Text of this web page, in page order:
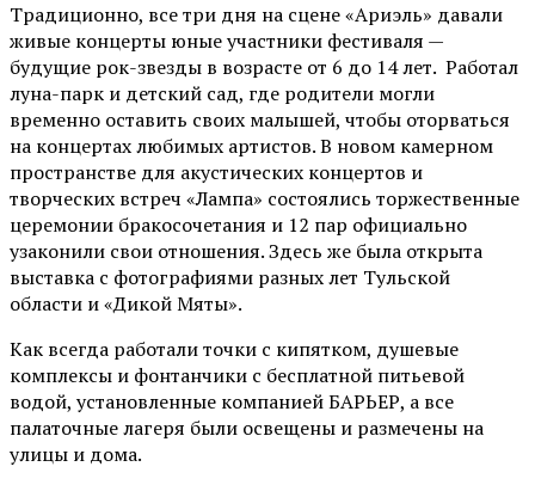
Традиционно, все три дня на сцене«Ариэль» давали
живые концерты юные участники фестиваля —
будущие рок-звезды в возрасте от 6 до 14 лет. Работал
луна-парк и детский сад, где родители могли
временно оставить своих малышей, чтобы оторваться
на концертах любимых артистов. В новом камерном
пространстве для акустических концертов и
творческих встреч «Лампа» состоялись торжественные
церемонии бракосочетания и 12 пар официально
узаконили свои отношения. Здесь же была открыта
выставка с фотографиями разных лет Тульской
области и «Дикой Мяты».
Как всегда работали точки с кипятком, душевые
комплексы и фонтанчики с бесплатной питьевой
водой, установленные компанией БАРЬЕР, а все
палаточные лагеря были освещены и размечены на
улицы и дома.